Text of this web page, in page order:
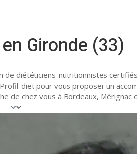
Gironde (33)
de diététiciens-nutritionnistes
diet pour vous proposer un
de chez vous à Bordeaux, Mérignac